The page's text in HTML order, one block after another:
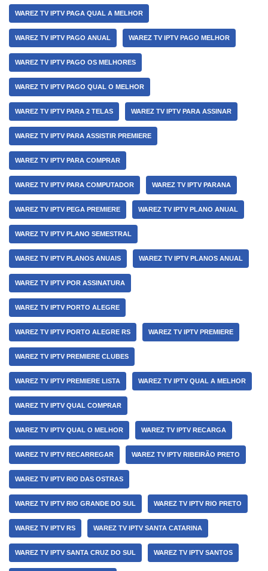
WAREZ TV IPTV PAGA QUAL A MELHOR
WAREZ TV IPTV PAGO ANUAL WAREZ TV IPTV PAGO MELHOR
WAREZ TV IPTV PAGO OS MELHORES
WAREZ TV IPTV PAGO QUAL O MELHOR
WAREZ TV IPTV PARA 2 TELAS WAREZ TV IPTV PARA ASSINAR
WAREZ TV IPTV PARA ASSISTIR PREMIERE
WAREZ TV IPTV PARA COMPRAR
WAREZ TV IPTV PARA COMPUTADOR WAREZ TV IPTV PARANA
WAREZ TV IPTV PEGA PREMIERE WAREZ TV IPTV PLANO ANUAL
WAREZ TV IPTV PLANO SEMESTRAL
WAREZ TV IPTV PLANOS ANUAIS WAREZ TV IPTV PLANOS ANUAL
WAREZ TV IPTV POR ASSINATURA
WAREZ TV IPTV PORTO ALEGRE
WAREZ TV IPTV PORTO ALEGRE RS WAREZ TV IPTV PREMIERE
WAREZ TV IPTV PREMIERE CLUBES
WAREZ TV IPTV PREMIERE LISTA WAREZ TV IPTV QUAL A MELHOR
WAREZ TV IPTV QUAL COMPRAR
WAREZ TV IPTV QUAL O MELHOR WAREZ TV IPTV RECARGA
WAREZ TV IPTV RECARREGAR WAREZ TV IPTV RIBEIRÃO PRETO
WAREZ TV IPTV RIO DAS OSTRAS
WAREZ TV IPTV RIO GRANDE DO SUL WAREZ TV IPTV RIO PRETO
WAREZ TV IPTV RS WAREZ TV IPTV SANTA CATARINA
WAREZ TV IPTV SANTA CRUZ DO SUL WAREZ TV IPTV SANTOS